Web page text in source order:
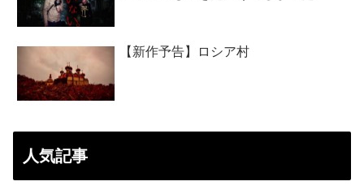
【新作予告】ロシア村
人気記事